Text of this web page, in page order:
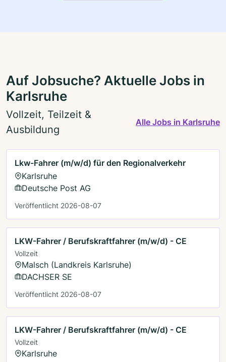
Auf Jobsuche? Aktuelle Jobs in
Karlsruhe
Vollzeit, Teilzeit &
Ausbildung
Alle Jobs in Karlsruhe
Lkw-Fahrer (m/w/d) für den Regionalverkehr
Karlsruhe
Deutsche Post AG
Veröffentlicht 2026-08-07
LKW-Fahrer / Berufskraftfahrer (m/w/d) - CE
Vollzeit
Malsch (Landkreis Karlsruhe)
DACHSER SE
Veröffentlicht 2026-08-07
LKW-Fahrer / Berufskraftfahrer (m/w/d) - CE
Vollzeit
Karlsruhe